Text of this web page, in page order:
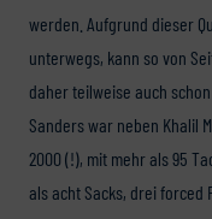
werden. Aufgrund dieser
unterwegs, kann so von
daher teilweise auch
Sanders war neben Khalil
2000 (!), mit mehr als 95
als acht Sacks, drei forced